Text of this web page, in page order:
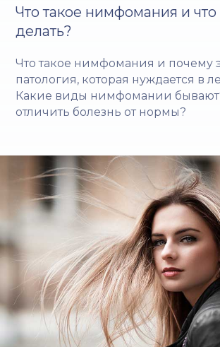
Что такое нимфомания и что
делать?
Что такое нимфомания и почему
патология, которая нуждается в
Какие виды нимфомании
отличить болезнь от нормы?